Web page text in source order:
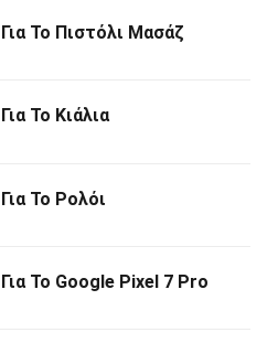
Το Πιστόλι Μασάζ
Το Κιάλια
Το Ρολόι
Το Google Pixel 7 Pro